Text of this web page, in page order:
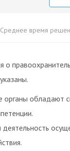
Среднее время
органы обладают